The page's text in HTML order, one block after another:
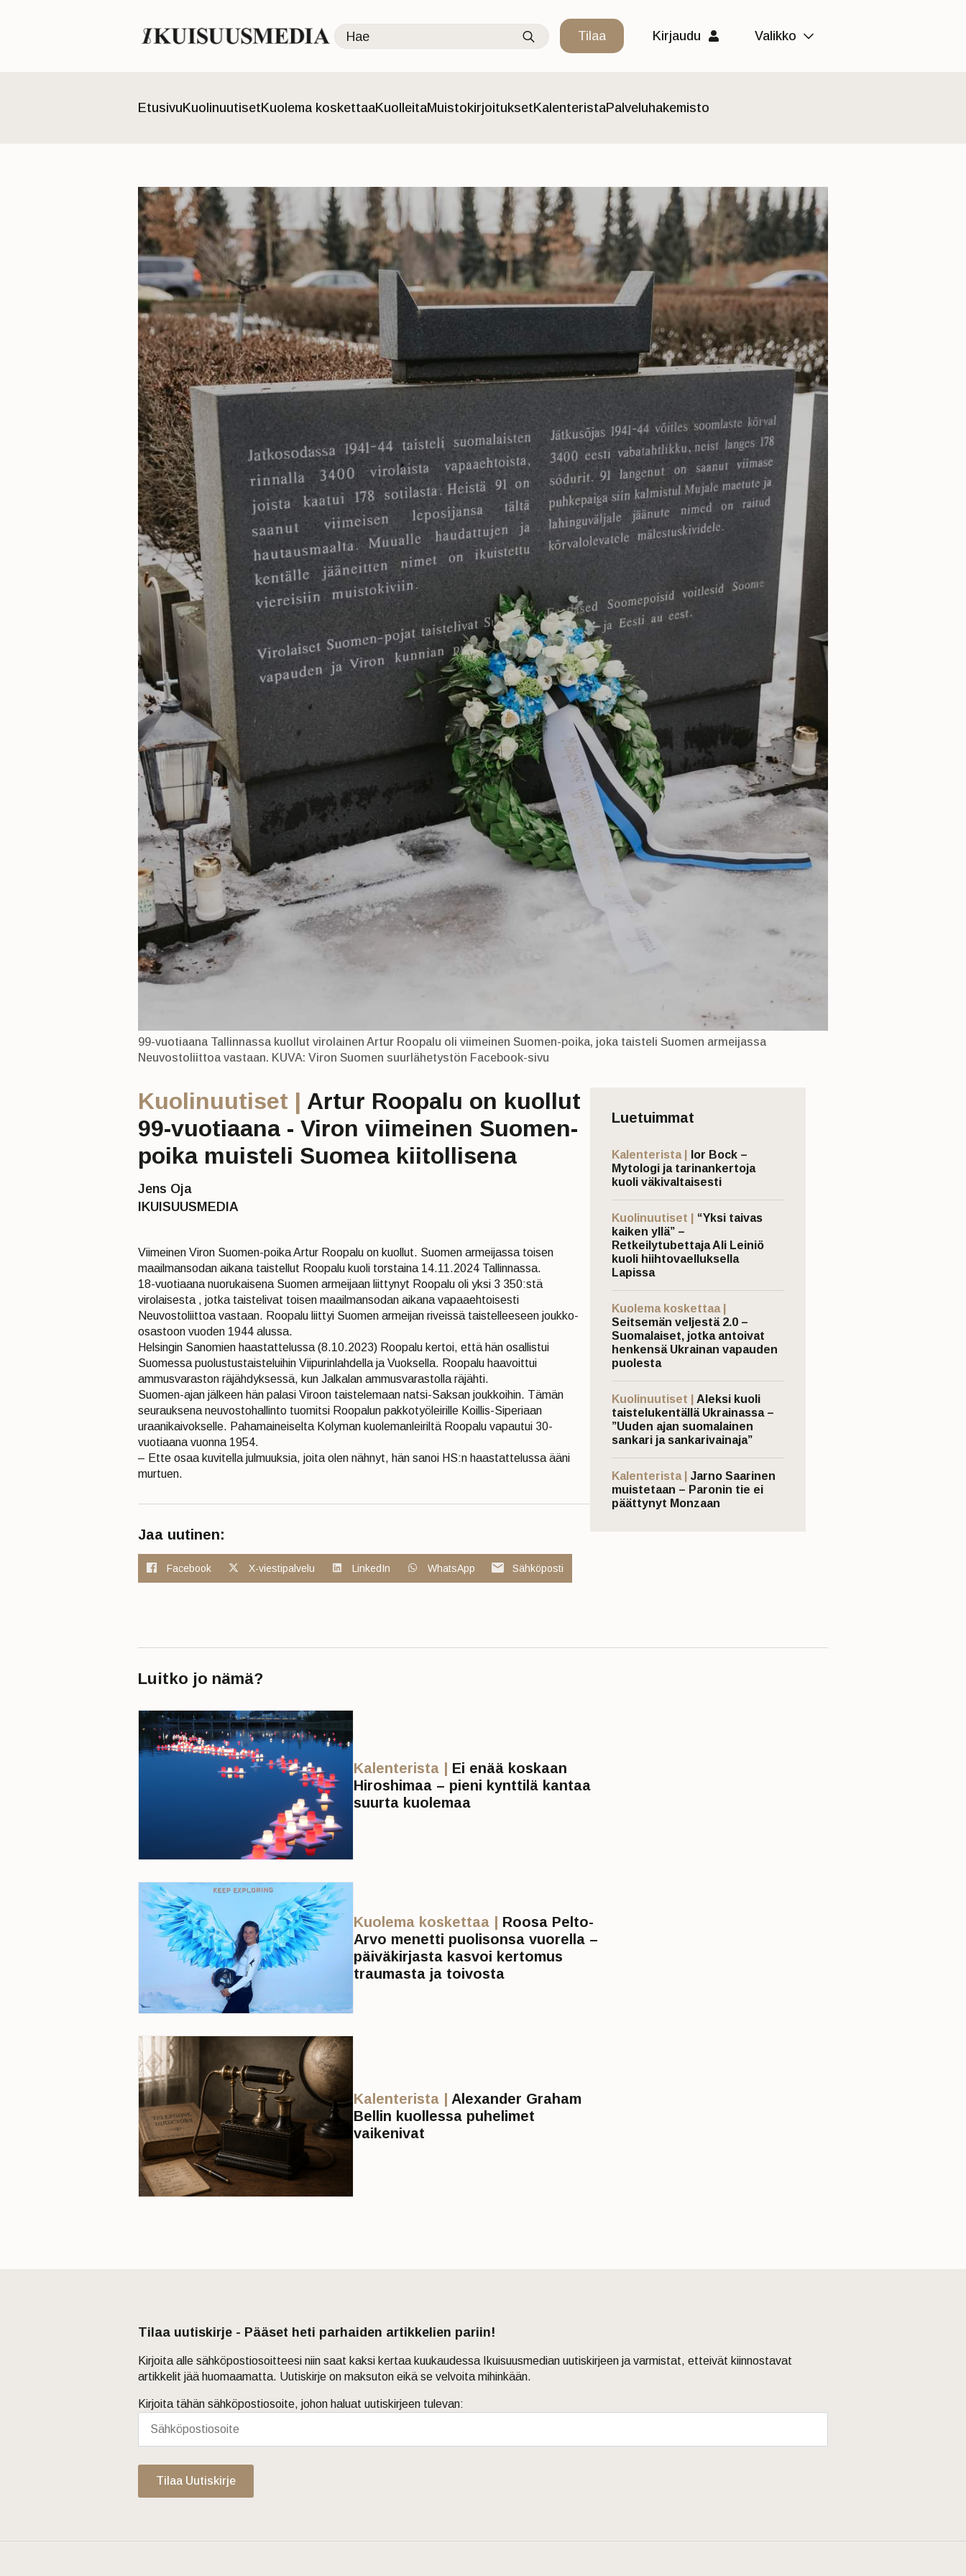
Search
for:
Tilaa Kirjaudu Valikko
Etusivu KuolinuutisetKuolema koskettaaKuolleitaMuistokirjoituksetKalenteristaPalveluhakemisto
99-vuotiaana Tallinnassa kuollut virolainen Artur Roopalu oli viimeinen Suomen-poika, joka taisteli Suomen armeijassa
Neuvostoliittoa vastaan. KUVA: Viron Suomen suurlähetystön Facebook-sivu
Kuolinuutiset | Artur Roopalu on kuollut
99-vuotiaana ­- Viron viimeinen Suomen-
poika muisteli Suomea kiitollisena
Jens Oja
IKUISUUSMEDIA
Viimeinen Viron Suomen-poika Artur Roopalu on kuollut. Suomen armeijassa toisen
maailmansodan aikana taistellut Roopalu kuoli torstaina 14.11.2024 Tallinnassa.
18-vuotiaana nuorukaisena Suomen armeijaan liittynyt Roopalu oli yksi 3 350:stä
virolaisesta , jotka taistelivat toisen maailmansodan aikana vapaaehtoisesti
Neuvostoliittoa vastaan. Roopalu liittyi Suomen armeijan riveissä taistelleeseen joukko-
osastoon vuoden 1944 alussa.
Helsingin Sanomien haastattelussa (8.10.2023) Roopalu kertoi, että hän osallistui
Suomessa puolustustaisteluihin Viipurinlahdella ja Vuoksella. Roopalu haavoittui
ammusvaraston räjähdyksessä, kun Jalkalan ammusvarastolla räjähti.
Suomen-ajan jälkeen hän palasi Viroon taistelemaan natsi-Saksan joukkoihin. Tämän
seurauksena neuvostohallinto tuomitsi Roopalun pakkotyöleirille Koillis-Siperiaan
uraanikaivokselle. Pahamaineiselta Kolyman kuolemanleiriltä Roopalu vapautui 30-
vuotiaana vuonna 1954.
– Ette osaa kuvitella julmuuksia, joita olen nähnyt, hän sanoi HS:n haastattelussa ääni
murtuen.
Jaa uutinen:
Facebook X-viestipalvelu LinkedIn WhatsApp Sähköposti
Luetuimmat
Kalenterista |
Ior Bock –
Mytologi ja tarinankertoja
kuoli väkivaltaisesti
Kuolinuutiset |
“Yksi taivas
kaiken yllä” –
Retkeilytubettaja Ali Leiniö
kuoli hiihtovaelluksella
Lapissa
Kuolema koskettaa |
Seitsemän veljestä 2.0 –
Suomalaiset, jotka antoivat
henkensä Ukrainan vapauden
puolesta
Kuolinuutiset |
Aleksi kuoli
taistelukentällä Ukrainassa –
”Uuden ajan suomalainen
sankari ja sankarivainaja”
Kalenterista |
Jarno Saarinen
muistetaan – Paronin tie ei
päättynyt Monzaan
Luitko jo nämä?
Kalenterista | Ei enää koskaan
Hiroshimaa – pieni kynttilä kantaa
suurta kuolemaa
Kuolema koskettaa | Roosa Pelto-
Arvo menetti puolisonsa vuorella –
päiväkirjasta kasvoi kertomus
traumasta ja toivosta
Kalenterista | Alexander Graham
Bellin kuollessa puhelimet
vaikenivat
Tilaa uutiskirje - Pääset heti parhaiden artikkelien pariin!
Kirjoita alle sähköpostiosoitteesi niin saat kaksi kertaa kuukaudessa Ikuisuusmedian uutiskirjeen ja varmistat, etteivät kiinnostavat
artikkelit jää huomaamatta. Uutiskirje on maksuton eikä se velvoita mihinkään.
Kirjoita tähän sähköpostiosoite, johon haluat uutiskirjeen tulevan:
Tilaa Uutiskirje